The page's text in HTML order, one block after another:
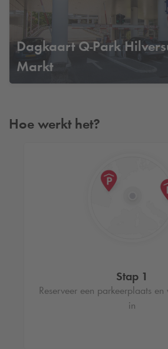
Dagkaart Q-Park
Markt
Hoe werkt het?
Stap 1
Reserveer een parkeerplaats en
in